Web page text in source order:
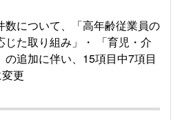
数について、「高年齢従業員の
た取り組み」・ 「育児・介
追加に伴い、15項⽬中7項⽬
更